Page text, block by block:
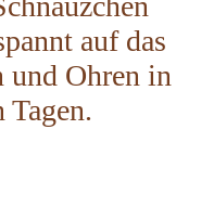
auf das
Ohren in
Tagen.